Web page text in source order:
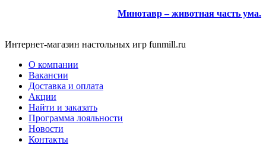
Минотавр – животная часть ума.
Интернет-магазин настольных игр funmill.ru
О компании
Вакансии
Доставка и оплата
Акции
Найти и заказать
Программа лояльности
Новости
Контакты